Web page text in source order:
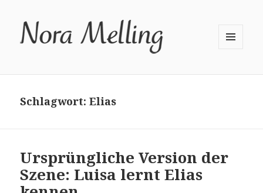
WIDGETS
Schlagwort:Elias
Ursprüngliche Version der
Szene: Luisa lernt Elias